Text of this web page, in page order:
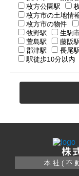
枚方公園駅
枚方市の土地情
枚方市の物件
牧野駅
生駒
萱島駅
藤阪
郡津駅
長尾
駅徒歩10分以内
株
本社(不